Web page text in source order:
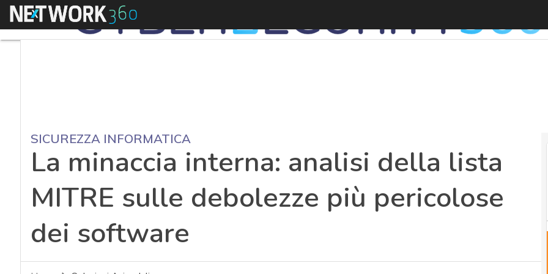
Menu
SICUREZZA INFORMATICA
La minaccia interna: analisi della lista
MITRE sulle debolezze più pericolose
dei software